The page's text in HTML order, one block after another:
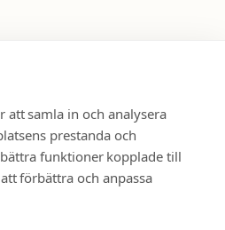
att samla in och analysera
prestanda och
funktioner kopplade till
förbättra och anpassa